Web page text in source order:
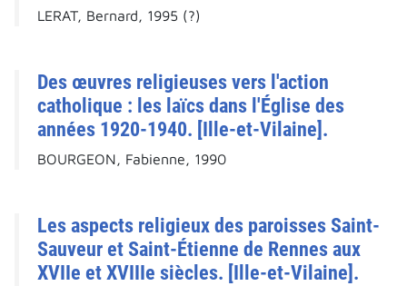
LERAT, Bernard, 1995 (?)
Des œuvres religieuses vers l'action
catholique : les laïcs dans l'Église des
années 1920-1940. [Ille-et-Vilaine].
BOURGEON, Fabienne, 1990
Les aspects religieux des paroisses Saint-
Sauveur et Saint-Étienne de Rennes aux
XVIIe et XVIIIe siècles. [Ille-et-Vilaine].